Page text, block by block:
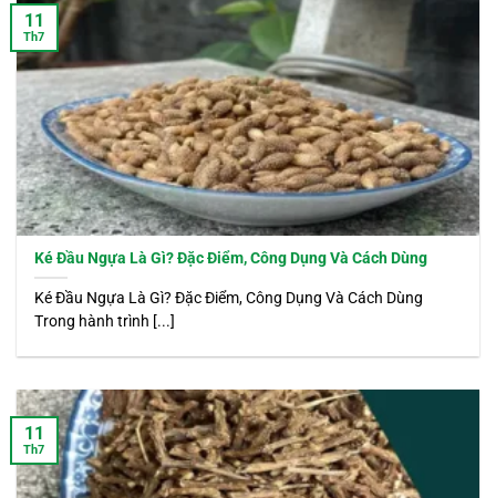
Ké Đầu Ngựa Là Gì? Đặc Điểm, Công Dụng Và Cách Dùng
Ké Đầu Ngựa Là Gì? Đặc Điểm, Công Dụng Và Cách Dùng
Trong hành trình [...]
11
Th7
11
Th7